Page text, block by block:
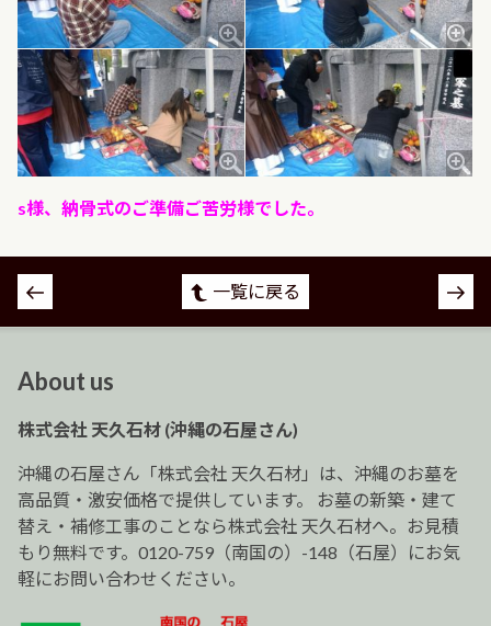
s様、納骨式のご準備ご苦労様でした。
投
稿
ゲ
ー
ョ
ン
一覧に戻る
About us
株式会社 天久石材 (沖縄の石屋さん)
沖縄の石屋さん「株式会社 天久石材」は、沖縄のお墓を
高品質・激安価格で提供しています。 お墓の新築・建て
替え・補修工事のことなら株式会社 天久石材へ。お見積
もり無料です。0120-759（南国の）-148（石屋）にお気
軽にお問い合わせください。